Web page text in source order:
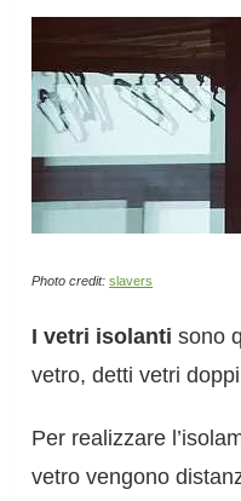
Photo credit: slavers
I vetri isolanti sono
vetro, detti vetri
Per realizzare
vetro vengono